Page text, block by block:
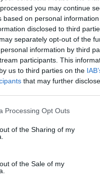
you may continue
based on personal
disclosed to third
separately opt-out of the
information by third
participants. This
us to third parties on the
that may further
website/app uses one or
or usage behaviour. You
to Google and its third-
specified purposes in
Processing Opt Outs
of the Sharing of my
of the Sale of my